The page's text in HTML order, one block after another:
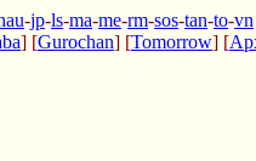
-jp-ls-ma-me-rm-sos-tan-to-vn
] [Gurochan] [Tomorrow] [